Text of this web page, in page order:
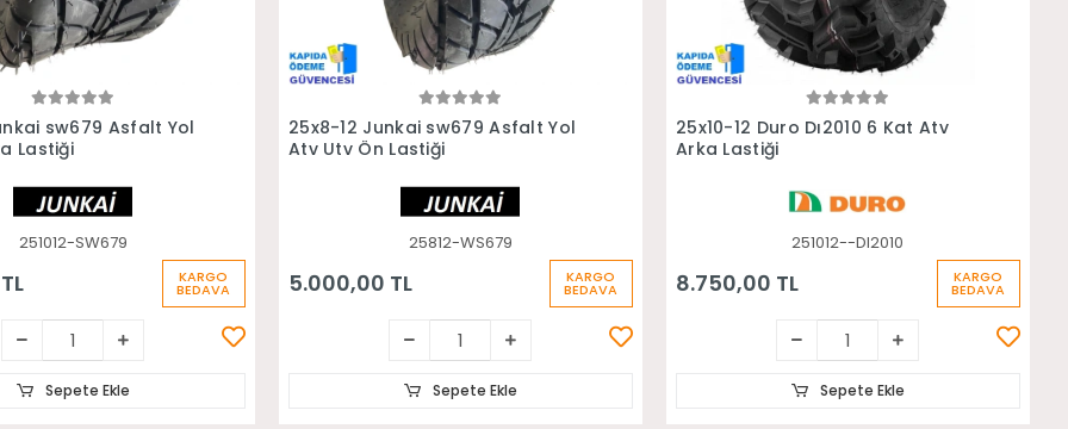
Sepete Ekle
sw679 Asfalt Yol
Lastiği
251012-SW679
KARGO
BEDAVA
Sepete Ekle
Sepete Ekle
25x8-12 Junkai sw679 Asfalt Yol
Atv Utv Ön Lastiği
25812-WS679
5.000,00 TL KARGO
BEDAVA
Sepete Ekle
Sepete Ekle
25x10-12 Duro Dı2010 6 Kat Atv
Arka Lastiği
251012--DI2010
8.750,00 TL KARGO
BEDAVA
Sepete Ekle